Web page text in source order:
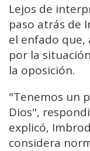
Lejos de
paso atrás de
el enfado que,
por la
la oposición.
"Tenemos un
Dios",
explicó,
considera